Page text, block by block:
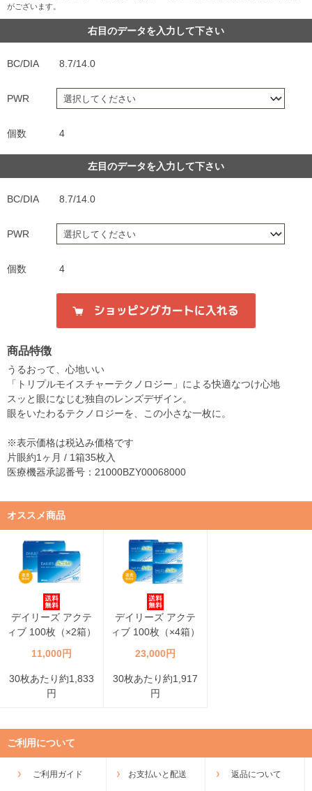
がございます。
右目のデータを入力して下さい
BC/DIA 8.7/14.0
PWR
個数 4
左目のデータを入力して下さい
BC/DIA 8.7/14.0
PWR
個数 4
商品特徴
うるおって、心地いい
「トリプルモイスチャーテクノロジー」による快適なつけ心地
スッと眼になじむ独自のレンズデザイン。
眼をいたわるテクノロジーを、この小さな一枚に。
※表示価格は税込み価格です
片眼約1ヶ月 / 1箱35枚入
医療機器承認番号：21000BZY00068000
オススメ商品
デイリーズ アクテ
ィブ 100枚（×2箱）
11,000円
30枚あたり約1,833
円
デイリーズ アクテ
ィブ 100枚（×4箱）
23,000円
30枚あたり約1,917
円
ご利用について
ご利用ガイド お支払いと配送 返品について